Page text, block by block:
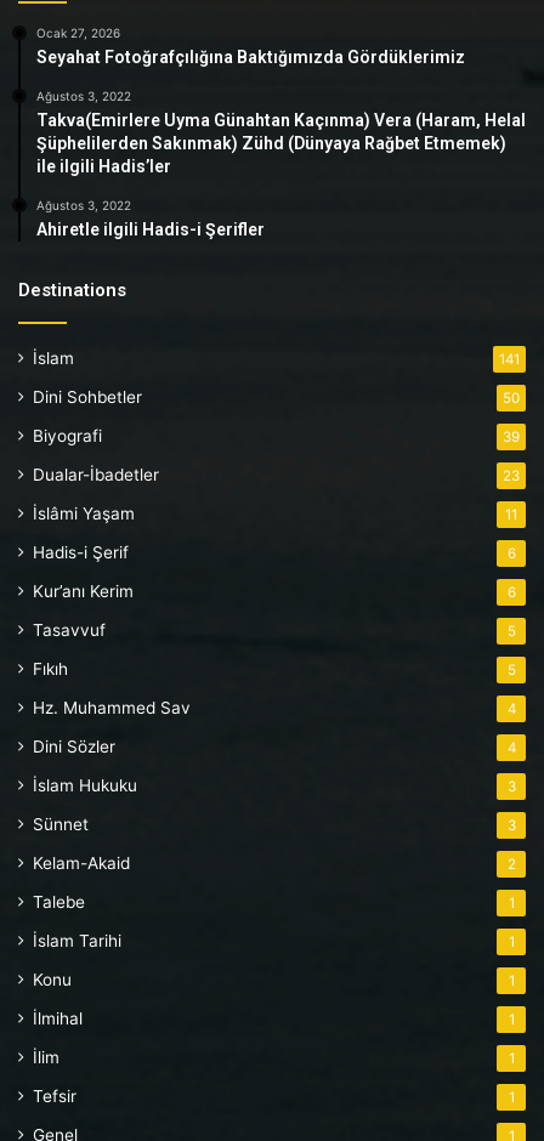
Ocak 27, 2026
Seyahat Fotoğrafçılığına Baktığımızda Gördüklerimiz
Ağustos 3, 2022
Takva(Emirlere Uyma Günahtan Kaçınma) Vera (Haram, Helal
Şüphelilerden Sakınmak) Zühd (Dünyaya Rağbet Etmemek)
ile ilgili Hadis’ler
Ağustos 3, 2022
Ahiretle ilgili Hadis-i Şerifler
Destinations
İslam 141
Dini Sohbetler 50
Biyografi 39
Dualar-İbadetler 23
İslâmi Yaşam 11
Hadis-i Şerif 6
Kur’anı Kerim 6
Tasavvuf 5
Fıkıh 5
Hz. Muhammed Sav 4
Dini Sözler 4
İslam Hukuku 3
Sünnet 3
Kelam-Akaid 2
Talebe 1
İslam Tarihi 1
Konu 1
İlmihal 1
İlim 1
Tefsir 1
Genel 1